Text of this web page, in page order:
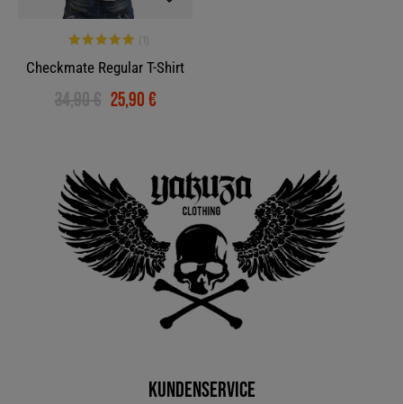
Checkmate Regular T-Shirt
34,90 € 25,90 €
Kundenservice